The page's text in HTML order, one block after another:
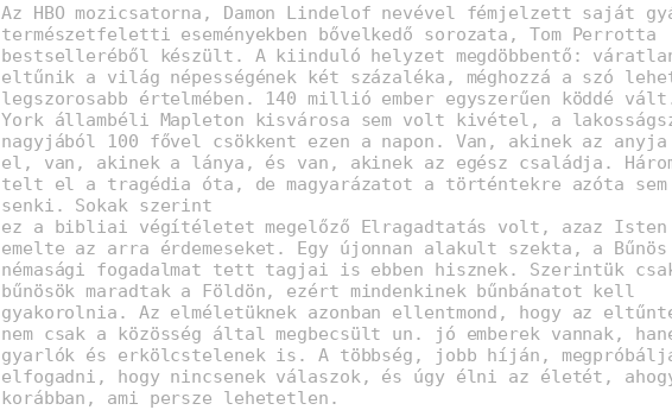
Az HBO mozicsatorna, Damon Lindelof nevével fémjelzett saját
természetfeletti eseményekben bővelkedő sorozata, Tom Perrotta
bestselleréből készült. A kiinduló helyzet megdöbbentő:
eltűnik a világ népességének két százaléka, méghozzá a szó
legszorosabb értelmében. 140 millió ember egyszerűen köddé
York állambéli Mapleton kisvárosa sem volt kivétel, a
nagyjából 100 fővel csökkent ezen a napon. Van, akinek az
el, van, akinek a lánya, és van, akinek az egész családja.
telt el a tragédia óta, de magyarázatot a történtekre azóta
senki. Sokak szerint
ez a bibliai végítéletet megelőző Elragadtatás volt, azaz Isten
emelte az arra érdemeseket. Egy újonnan alakult szekta, a Bűnös
némasági fogadalmat tett tagjai is ebben hisznek. Szerintük
bűnösök maradtak a Földön, ezért mindenkinek bűnbánatot kell
gyakorolnia. Az elméletüknek azonban ellentmond, hogy az
nem csak a közösség által megbecsült un. jó emberek vannak,
gyarlók és erkölcstelenek is. A többség, jobb híján,
elfogadni, hogy nincsenek válaszok, és úgy élni az életét,
korábban, ami persze lehetetlen.